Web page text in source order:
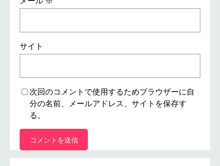
サイト
次回のコメントで使用するためブラウザーに自
分の名前、メールアドレス、サイトを保存す
る。